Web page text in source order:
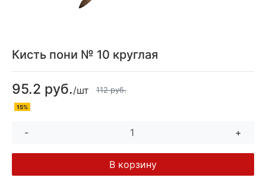
Кисть пони № 10 круглая
95.2 руб./шт 112 руб.
15%
- +
В корзину